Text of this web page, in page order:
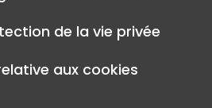
de la vie privée
aux cookies